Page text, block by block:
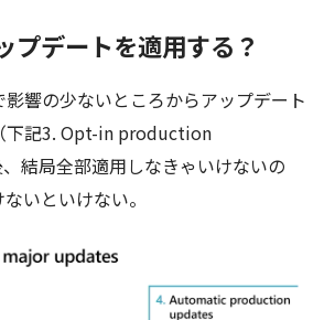
プデートを適用する？
響の少ないところからアップデート
下記3. Opt-in production
結局全部適用しなきゃいけないの
いといけない。